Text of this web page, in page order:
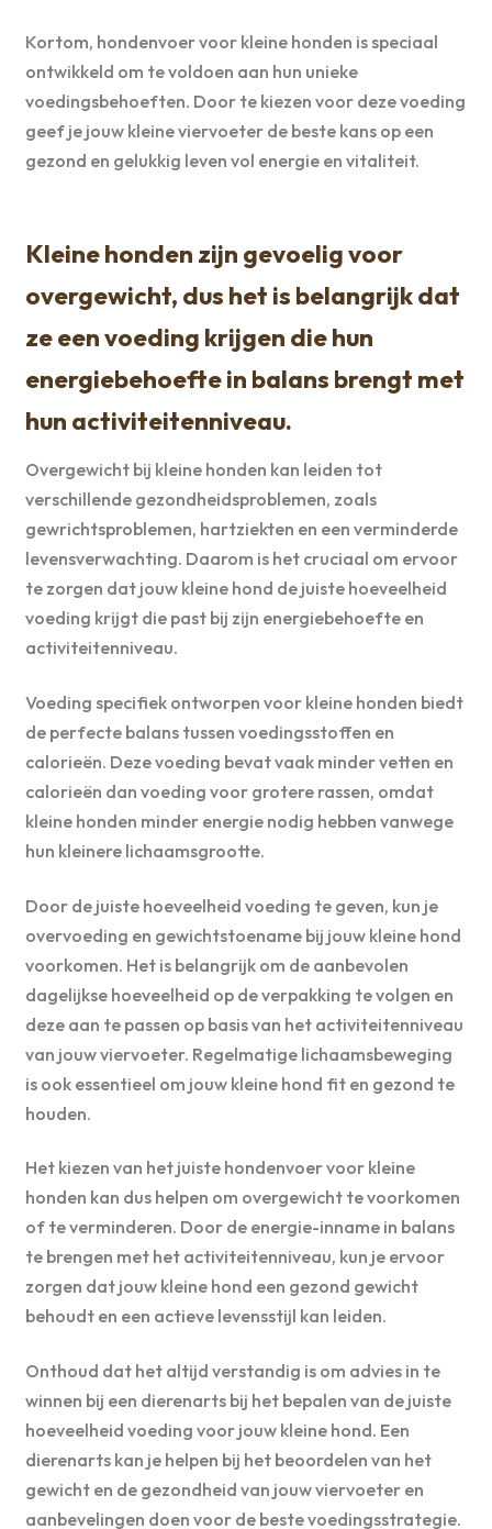
Kortom, hondenvoer voor kleine honden is speciaal
ontwikkeld om te voldoen aan hun unieke
voedingsbehoeften. Door te kiezen voor deze voeding
geef je jouw kleine viervoeter de beste kans op een
gezond en gelukkig leven vol energie en vitaliteit.
Kleine honden zijn gevoelig voor
overgewicht, dus het is belangrijk dat
ze een voeding krijgen die hun
energiebehoefte in balans brengt met
hun activiteitenniveau.
Overgewicht bij kleine honden kan leiden tot
verschillende gezondheidsproblemen, zoals
gewrichtsproblemen, hartziekten en een verminderde
levensverwachting. Daarom is het cruciaal om ervoor
te zorgen dat jouw kleine hond de juiste hoeveelheid
voeding krijgt die past bij zijn energiebehoefte en
activiteitenniveau.
Voeding specifiek ontworpen voor kleine honden biedt
de perfecte balans tussen voedingsstoffen en
calorieën. Deze voeding bevat vaak minder vetten en
calorieën dan voeding voor grotere rassen, omdat
kleine honden minder energie nodig hebben vanwege
hun kleinere lichaamsgrootte.
Door de juiste hoeveelheid voeding te geven, kun je
overvoeding en gewichtstoename bij jouw kleine hond
voorkomen. Het is belangrijk om de aanbevolen
dagelijkse hoeveelheid op de verpakking te volgen en
deze aan te passen op basis van het activiteitenniveau
van jouw viervoeter. Regelmatige lichaamsbeweging
is ook essentieel om jouw kleine hond fit en gezond te
houden.
Het kiezen van het juiste hondenvoer voor kleine
honden kan dus helpen om overgewicht te voorkomen
of te verminderen. Door de energie-inname in balans
te brengen met het activiteitenniveau, kun je ervoor
zorgen dat jouw kleine hond een gezond gewicht
behoudt en een actieve levensstijl kan leiden.
Onthoud dat het altijd verstandig is om advies in te
winnen bij een dierenarts bij het bepalen van de juiste
hoeveelheid voeding voor jouw kleine hond. Een
dierenarts kan je helpen bij het beoordelen van het
gewicht en de gezondheid van jouw viervoeter en
aanbevelingen doen voor de beste voedingsstrategie.